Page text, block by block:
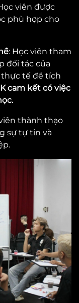
viên được
phù hợp cho
: Học viên tham
đối tác của
thực tế để tích
cam kết có việc
thành thạo
sự tự tin và